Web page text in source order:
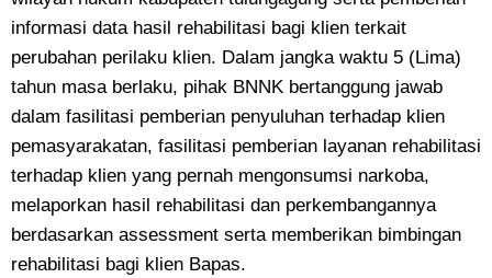
informasi data hasil rehabilitasi bagi klien terkait
perubahan perilaku klien. Dalam jangka waktu 5 (Lima)
tahun masa berlaku, pihak BNNK bertanggung jawab
dalam fasilitasi pemberian penyuluhan terhadap klien
pemasyarakatan, fasilitasi pemberian layanan rehabilitasi
terhadap klien yang pernah mengonsumsi narkoba,
melaporkan hasil rehabilitasi dan perkembangannya
berdasarkan assessment serta memberikan bimbingan
rehabilitasi bagi klien Bapas.